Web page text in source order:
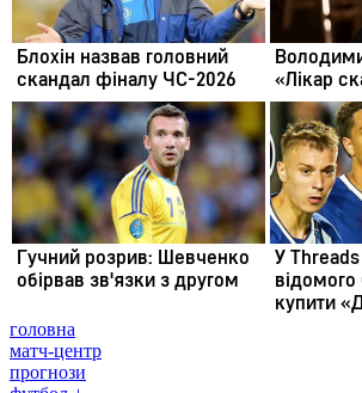
головна
матч-центр
прогнози